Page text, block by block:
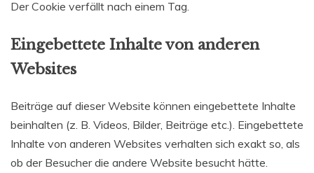
Der Cookie verfällt nach einem Tag.
Eingebettete Inhalte von anderen
Websites
Beiträge auf dieser Website können eingebettete Inhalte
beinhalten (z. B. Videos, Bilder, Beiträge etc.). Eingebettete
Inhalte von anderen Websites verhalten sich exakt so, als
ob der Besucher die andere Website besucht hätte.